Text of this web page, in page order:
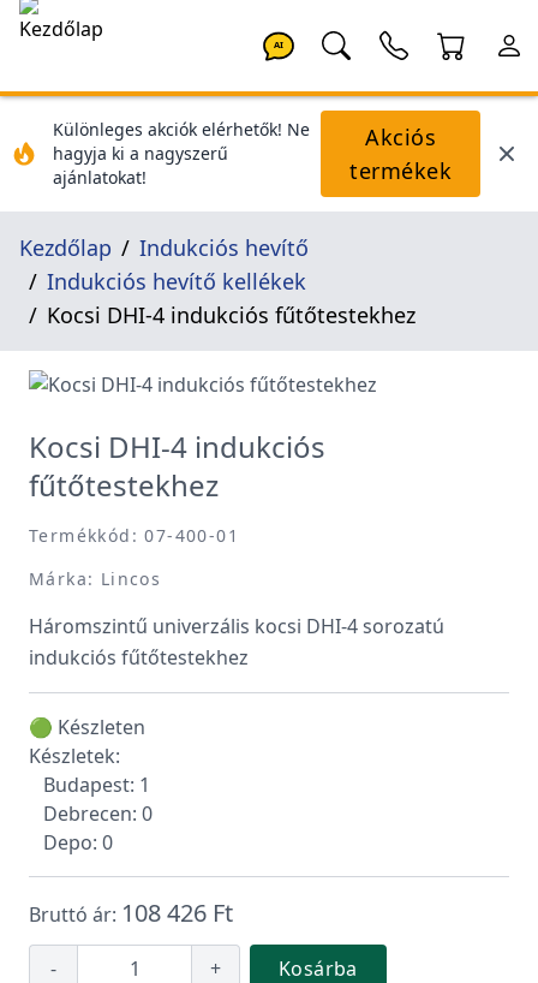
AI
Különleges akciók elérhetők! Ne
hagyja ki a nagyszerű
ajánlatokat!
Akciós
termékek
Kezdőlap
Indukciós hevítő
Indukciós hevítő kellékek
Kocsi DHI-4 indukciós fűtőtestekhez
Kocsi DHI-4 indukciós
fűtőtestekhez
Termékkód: 07-400-01
Márka: Lincos
Háromszintű univerzális kocsi DHI-4 sorozatú
indukciós fűtőtestekhez
🟢 Készleten
Készletek:
Budapest: 1
Debrecen: 0
Depo: 0
Bruttó ár: 108 426 Ft
- + Kosárba